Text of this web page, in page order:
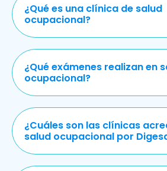
¿Qué es una clínica de salud
ocupacional?
¿Qué exámenes realizan en
ocupacional?
¿Cuáles son las clínicas
salud ocupacional por